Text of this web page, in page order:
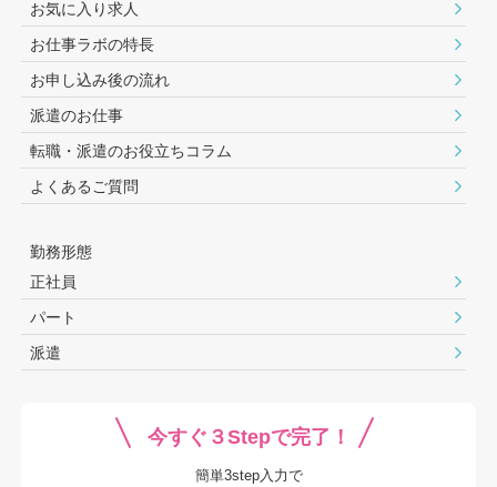
お気に入り求人
お仕事ラボの特長
お申し込み後の流れ
派遣のお仕事
転職・派遣のお役⽴ちコラム
よくあるご質問
勤務形態
正社員
パート
派遣
今すぐ３Stepで完了！
簡単3step入力で